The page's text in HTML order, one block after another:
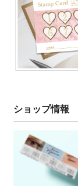
ショップ情報